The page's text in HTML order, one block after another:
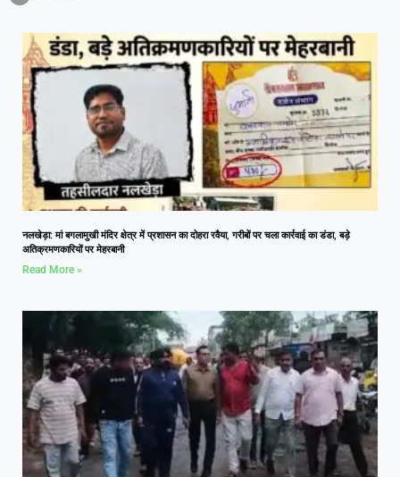
नलखेड़ा: मां बगलामुखी मंदिर क्षेत्र में प्रशासन का दोहरा रवैया, गरीबों पर चला कार्रवाई का डंडा, बड़े
अतिक्रमणकारियों पर मेहरबानी
Read More »